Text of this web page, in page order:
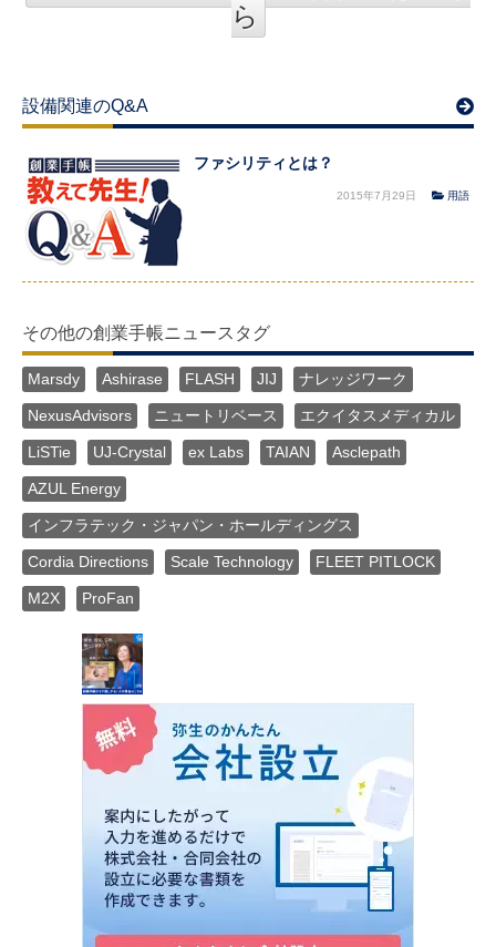
ら
設備関連のQ&A
ファシリティとは？
2015年7月29日 用語
その他の創業手帳ニュースタグ
Marsdy Ashirase FLASH JIJ ナレッジワーク
NexusAdvisors ニュートリベース エクイタスメディカル
LiSTie UJ-Crystal ex Labs TAIAN Asclepath
AZUL Energy
インフラテック・ジャパン・ホールディングス
Cordia Directions Scale Technology FLEET PITLOCK
M2X ProFan